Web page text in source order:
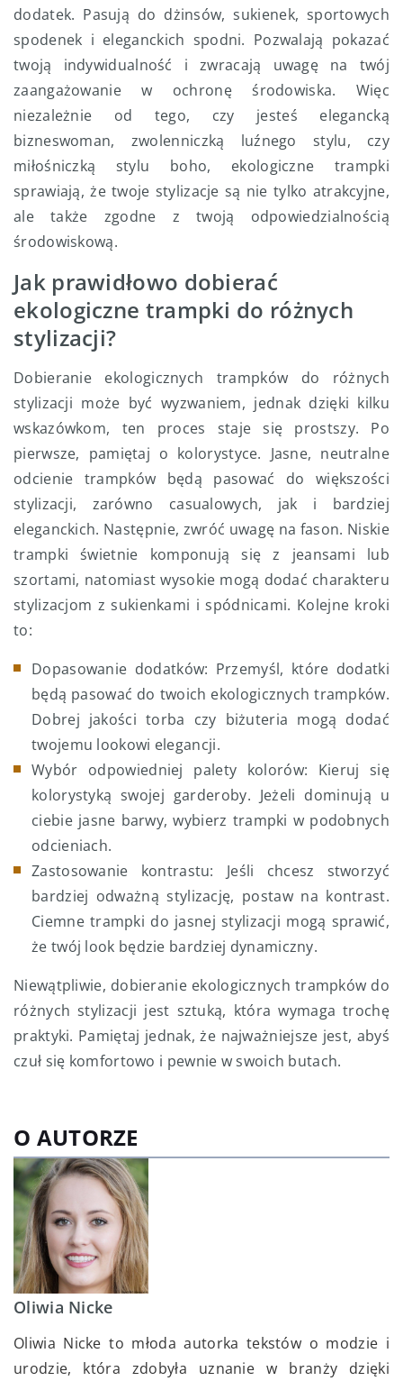
dodatek. Pasują do dżinsów, sukienek, sportowych
spodenek i eleganckich spodni. Pozwalają pokazać
twoją indywidualność i zwracają uwagę na twój
zaangażowanie w ochronę środowiska. Więc
niezależnie od tego, czy jesteś elegancką
bizneswoman, zwolenniczką luźnego stylu, czy
miłośniczką stylu boho, ekologiczne trampki
sprawiają, że twoje stylizacje są nie tylko atrakcyjne,
ale także zgodne z twoją odpowiedzialnością
środowiskową.
Jak prawidłowo dobierać
ekologiczne trampki do różnych
stylizacji?
Dobieranie ekologicznych trampków do różnych
stylizacji może być wyzwaniem, jednak dzięki kilku
wskazówkom, ten proces staje się prostszy. Po
pierwsze, pamiętaj o kolorystyce. Jasne, neutralne
odcienie trampków będą pasować do większości
stylizacji, zarówno casualowych, jak i bardziej
eleganckich. Następnie, zwróć uwagę na fason. Niskie
trampki świetnie komponują się z jeansami lub
szortami, natomiast wysokie mogą dodać charakteru
stylizacjom z sukienkami i spódnicami. Kolejne kroki
to:
Dopasowanie dodatków: Przemyśl, które dodatki
będą pasować do twoich ekologicznych trampków.
Dobrej jakości torba czy biżuteria mogą dodać
twojemu lookowi elegancji.
Wybór odpowiedniej palety kolorów: Kieruj się
kolorystyką swojej garderoby. Jeżeli dominują u
ciebie jasne barwy, wybierz trampki w podobnych
odcieniach.
Zastosowanie kontrastu: Jeśli chcesz stworzyć
bardziej odważną stylizację, postaw na kontrast.
Ciemne trampki do jasnej stylizacji mogą sprawić,
że twój look będzie bardziej dynamiczny.
Niewątpliwie, dobieranie ekologicznych trampków do
różnych stylizacji jest sztuką, która wymaga trochę
praktyki. Pamiętaj jednak, że najważniejsze jest, abyś
czuł się komfortowo i pewnie w swoich butach.
O AUTORZE
Oliwia Nicke
Oliwia Nicke to młoda autorka tekstów o modzie i
urodzie, która zdobyła uznanie w branży dzięki